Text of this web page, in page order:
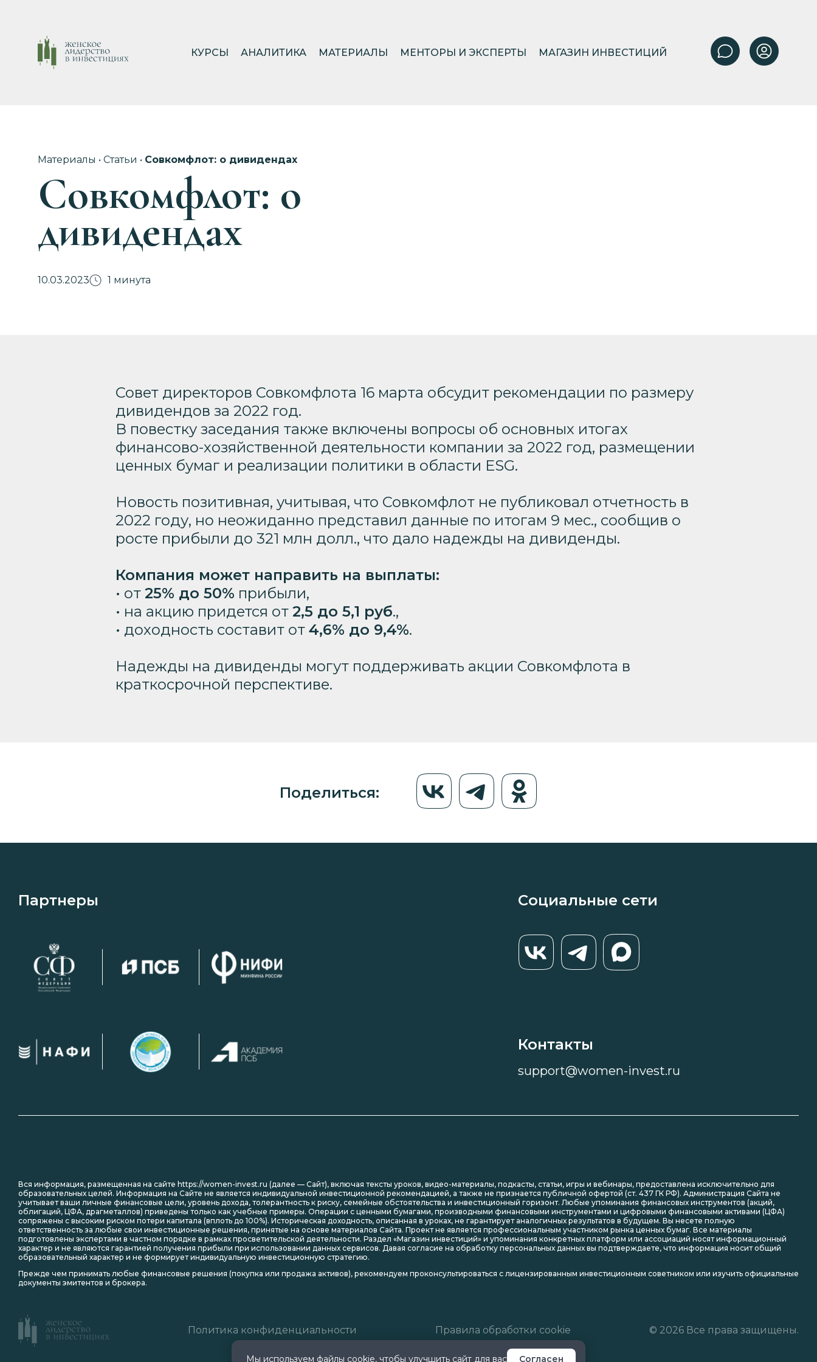
КУРСЫ АНАЛИТИКА МАТЕРИАЛЫ МЕНТОРЫ И ЭКСПЕРТЫ МАГАЗИН ИНВЕСТИЦИЙ
Материалы • Статьи • Совкомфлот: о дивидендах
Совкомфлот: о
дивидендах
10.03.2023 1 минута
Совет директоров Совкомфлота 16 марта обсудит рекомендации по размеру
дивидендов за 2022 год.
В повестку заседания также включены вопросы об основных итогах
финансово-хозяйственной деятельности компании за 2022 год, размещении
ценных бумаг и реализации политики в области ESG.
Новость позитивная, учитывая, что Совкомфлот не публиковал отчетность в
2022 году, но неожиданно представил данные по итогам 9 мес., сообщив о
росте прибыли до 321 млн долл., что дало надежды на дивиденды.
Компания может направить на выплаты:
• от 25% до 50% прибыли,
• на акцию придется от 2,5 до 5,1 руб.,
• доходность составит от 4,6% до 9,4%.
Надежды на дивиденды могут поддерживать акции Совкомфлота в
краткосрочной перспективе.
Поделиться:
Партнеры Социальные сети
Контакты
support@women-invest.ru
Вся информация, размещенная на сайте https://women-invest.ru (далее — Сайт), включая тексты уроков, видео-материалы, подкасты, статьи, игры и вебинары, предоставлена исключительно для
образовательных целей. Информация на Сайте не является индивидуальной инвестиционной рекомендацией, а также не признается публичной офертой (ст. 437 ГК РФ). Администрация Сайта не
учитывает ваши личные финансовые цели, уровень дохода, толерантность к риску, семейные обстоятельства и инвестиционный горизонт. Любые упоминания финансовых инструментов (акций,
облигаций, ЦФА, драгметаллов) приведены только как учебные примеры. Операции с ценными бумагами, производными финансовыми инструментами и цифровыми финансовыми активами (ЦФА)
сопряжены с высоким риском потери капитала (вплоть до 100%). Историческая доходность, описанная в уроках, не гарантирует аналогичных результатов в будущем. Вы несете полную
ответственность за любые свои инвестиционные решения, принятые на основе материалов Сайта. Проект не является профессиональным участником рынка ценных бумаг. Все материалы
подготовлены экспертами в частном порядке в рамках просветительской деятельности. Раздел «Магазин инвестиций» и упоминания конкретных платформ или ассоциаций носят информационный
характер и не являются гарантией получения прибыли при использовании данных сервисов. Давая согласие на обработку персональных данных вы подтверждаете, что информация носит общий
образовательный характер и не формирует индивидуальную инвестиционную стратегию.
Прежде чем принимать любые финансовые решения (покупка или продажа активов), рекомендуем проконсультироваться с лицензированным инвестиционным советником или изучить официальные
документы эмитентов и брокера.
Политика конфиденциальности Правила обработки cookie © 2026 Все права защищены.
Мы используем файлы cookie, чтобы улучшить сайт для вас Согласен